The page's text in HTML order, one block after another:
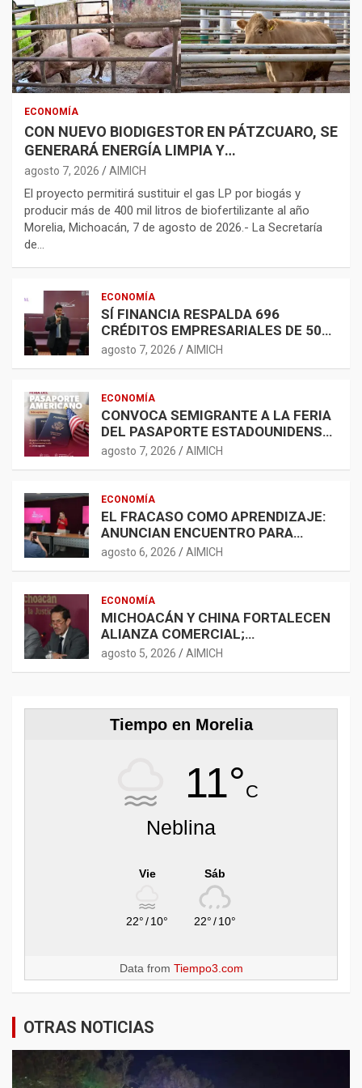
ECONOMÍA
CON NUEVO BIODIGESTOR EN PÁTZCUARO, SE
GENERARÁ ENERGÍA LIMPIA Y
BIOFERTILIZANTES
agosto 7, 2026 AIMICH
El proyecto permitirá sustituir el gas LP por biogás y
producir más de 400 mil litros de biofertilizante al año
Morelia, Michoacán, 7 de agosto de 2026.- La Secretaría
de…
ECONOMÍA
SÍ FINANCIA RESPALDA 696
CRÉDITOS EMPRESARIALES DE 500
MIL A 5 MDP
agosto 7, 2026 AIMICH
ECONOMÍA
CONVOCA SEMIGRANTE A LA FERIA
DEL PASAPORTE ESTADOUNIDENSE
2026
agosto 7, 2026 AIMICH
ECONOMÍA
EL FRACASO COMO APRENDIZAJE:
ANUNCIAN ENCUENTRO PARA
FORTALECER LA RED
agosto 6, 2026 AIMICH
ECONOMÍA
MICHOACÁN Y CHINA FORTALECEN
ALIANZA COMERCIAL;
AGROINDUSTRIA, TECNOLOGÍA Y
agosto 5, 2026 AIMICH
Tiempo en Morelia
11°C
Neblina
Vie
22°/10°
Sáb
22°/10°
Data from Tiempo3.com
OTRAS NOTICIAS